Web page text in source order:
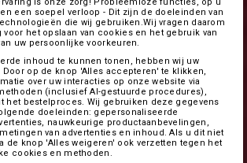
een soepel verloop - Dit zijn de doeleinden van
die wij gebruiken.Wij vragen daarom
het opslaan van cookies en het gebruik van
uw persoonlijke voorkeuren.
inhoud te kunnen tonen, hebben wij uw
op de knop 'Alles accepteren' te klikken,
over uw interacties op onze website via
(inclusief AI-gestuurde procedures),
het bestelproces. Wij gebruiken deze gegevens
doeleinden: gepersonaliseerde
nauwkeurige productaanbevelingen,
van advertenties en inhoud. Als u dit niet
de knop 'Alles weigeren' ook verzetten tegen het
cookies en methoden.